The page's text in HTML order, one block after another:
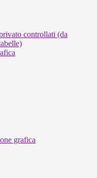
controllati (da
grafica